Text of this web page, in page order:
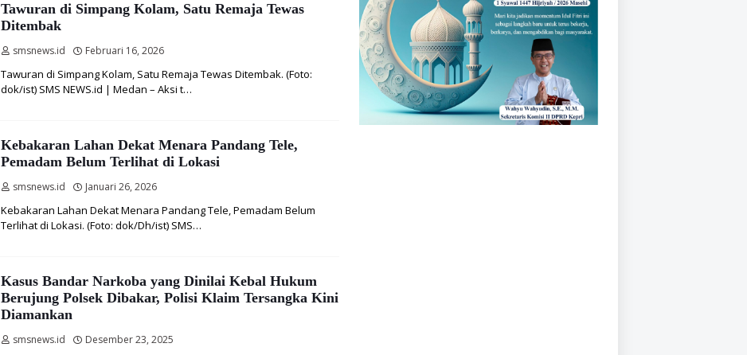
Tawuran di Simpang Kolam, Satu Remaja Tewas
Ditembak
smsnews.id Februari 16, 2026
Tawuran di Simpang Kolam, Satu Remaja Tewas Ditembak. (Foto:
dok/ist) SMS NEWS.id | Medan – Aksi t…
Kebakaran Lahan Dekat Menara Pandang Tele,
Pemadam Belum Terlihat di Lokasi
smsnews.id Januari 26, 2026
Kebakaran Lahan Dekat Menara Pandang Tele, Pemadam Belum
Terlihat di Lokasi. (Foto: dok/Dh/ist) SMS…
Kasus Bandar Narkoba yang Dinilai Kebal Hukum
Berujung Polsek Dibakar, Polisi Klaim Tersangka Kini
Diamankan
smsnews.id Desember 23, 2025